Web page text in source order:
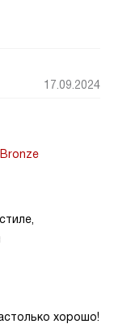
17.09.2024
хорошо!